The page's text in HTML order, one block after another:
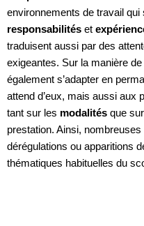
environnements de travail qui
responsabilités et
traduisent aussi par des
exigeantes. Sur la manière
également s’adapter en
attend d’eux, mais aussi aux
tant sur les modalités que
prestation. Ainsi,
dérégulations ou apparitions
thématiques habituelles du